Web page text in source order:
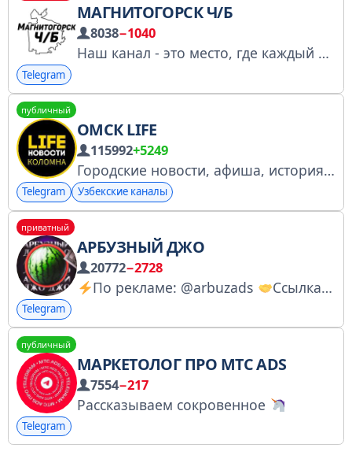
МАГНИТОГОРСК Ч/Б
8038−1040
Наш канал - это место, где каждый может познать жизнь города через его новостные контрасты Будьте в курсе актуальных событий! По рекламе: @RegionChB Для друзей: https://t.me/+8NvIAWtve11lNjM6
Telegram
публичный
ОМСК LIFE
115992+5249
Городские новости, афиша, история, фотографии местных красот, объявления и немного юмора!
Telegram Узбекские каналы
приватный
АРБУЗНЫЙ ДЖО
20772−2728
По рекламе: @arbuzads Ссылка для друга: @arbuzjo
Telegram
публичный
МАРКЕТОЛОГ ПРО МТС ADS
7554−217
Рассказываем сокровенное
Telegram